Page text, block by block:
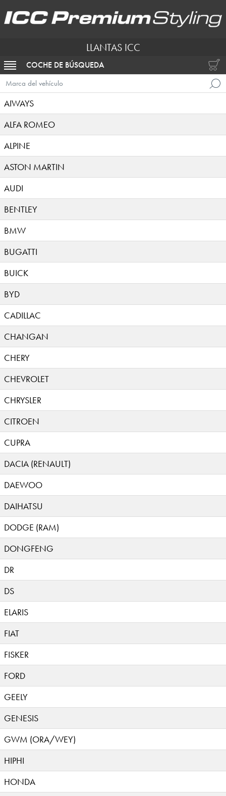
LLANTAS ICC
ACTIVAR NAVEGACIÓN
COCHE DE BÚSQUEDA
Marca del vehículo
AIWAYS
ALFA ROMEO
ALPINE
ASTON MARTIN
AUDI
BENTLEY
BMW
BUGATTI
BUICK
BYD
CADILLAC
CHANGAN
CHERY
CHEVROLET
CHRYSLER
CITROEN
CUPRA
DACIA (RENAULT)
DAEWOO
DAIHATSU
DODGE (RAM)
DONGFENG
DR
DS
ELARIS
FIAT
FISKER
FORD
GEELY
GENESIS
GWM (ORA/WEY)
HIPHI
HONDA